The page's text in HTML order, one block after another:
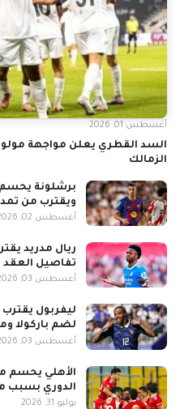
السد القطري يعلن مواجهة
الزمالك
أغسطس 01, 2026
برشلونة
ويقترب من
أغسطس 02, 2026
ريال مدريد
تفاصيل العقد
أغسطس 03, 2026
ليفربول
لضم باركولا
أغسطس 03, 2026
الأهلي يحسم
الدوري بسبب
يوليو 31, 2026